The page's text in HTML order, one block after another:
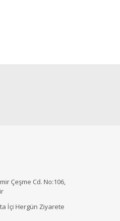
Çeşme Cd. No:106,
İçi Hergün Ziyarete